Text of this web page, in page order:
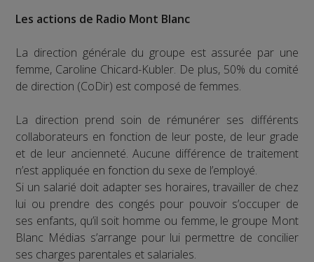
Les actions de Radio Mont Blanc
La direction générale du groupe est assurée par une
femme, Caroline Chicard-Kubler. De plus, 50% du comité
de direction (CoDir) est composé de femmes.
La direction prend soin de rémunérer ses différents
collaborateurs en fonction de leur poste, de leur grade
et de leur ancienneté. Aucune différence de traitement
n’est appliquée en fonction du sexe de l’employé.
Si un salarié doit adapter ses horaires, travailler de chez
lui ou prendre des congés pour pouvoir s’occuper de
ses enfants, qu’il soit homme ou femme, le groupe Mont
Blanc Médias s’arrange pour lui permettre de concilier
ses charges parentales et salariales.